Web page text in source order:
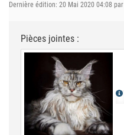
Dernière édition: 20 Mai 2020 04:08 par
Pièces jointes :